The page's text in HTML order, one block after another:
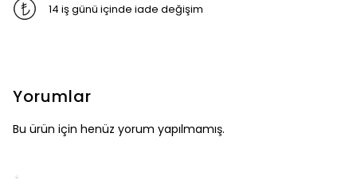
14 iş günü içinde iade değişim
Yorumlar
Bu ürün için henüz yorum yapılmamış.